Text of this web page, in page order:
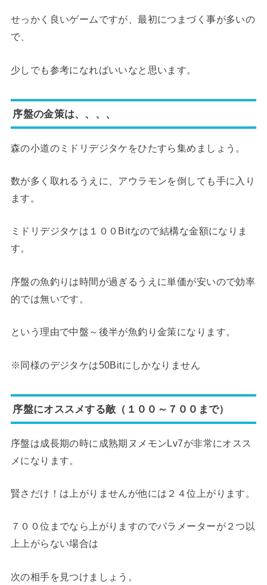
せっかく良いゲームですが、最初につまづく事が多いの
で、
少しでも参考になればいいなと思います。
序盤の金策は、、、、
森の小道のミドリデジタケをひたすら集めましょう。
数が多く取れるうえに、アウラモンを倒しても手に入り
ます。
ミドリデジタケは１００Bitなので結構な金額になりま
す。
序盤の魚釣りは時間が過ぎるうえに単価が安いので効率
的では無いです。
という理由で中盤～後半が魚釣り金策になります。
※同様のデジタケは50Bitにしかなりません
序盤にオススメする敵（１００～７００まで）
序盤は成長期の時に成熟期ヌメモンLv7が非常にオスス
メになります。
賢さだけ！は上がりませんが他には２４位上がります。
７００位までなら上がりますのでパラメーターが２つ以
上上がらない場合は
次の相手を見つけましょう。